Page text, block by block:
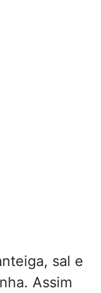
sal e
Assim